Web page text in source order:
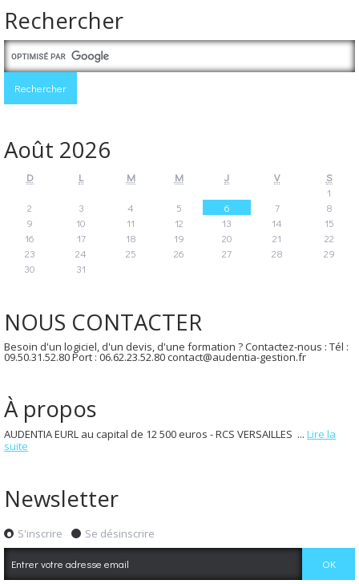
Rechercher
Août 2026
D L M M J V
S
1
2
3 4 5 6 7
8
9
10 11 12 13 14
15
16
17 18 19 20 21
22
23
24 25 26 27 28
29
30
31
NOUS CONTACTER
Besoin d'un logiciel, d'un devis, d'une formation ? Contactez-nous : Tél :
09.50.31.52.80 Port : 06.62.23.52.80 contact@audentia-gestion.fr
À propos
AUDENTIA EURL au capital de 12 500 euros - RCS VERSAILLES ... Lire la
suite
Newsletter
S'inscrire Se désinscrire